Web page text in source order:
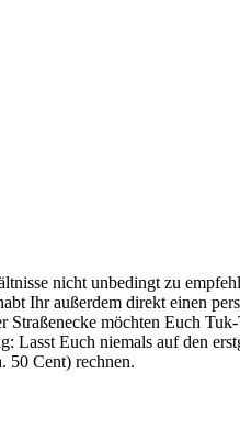
nicht unbedingt zu
Ihr außerdem direkt einen
Straßenecke möchten Euch
Euch niemals auf den
50 Cent) rechnen.